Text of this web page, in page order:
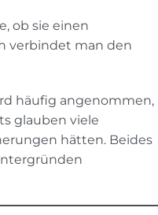
ob sie einen
verbindet man den
häufig angenommen,
glauben viele
hätten. Beides